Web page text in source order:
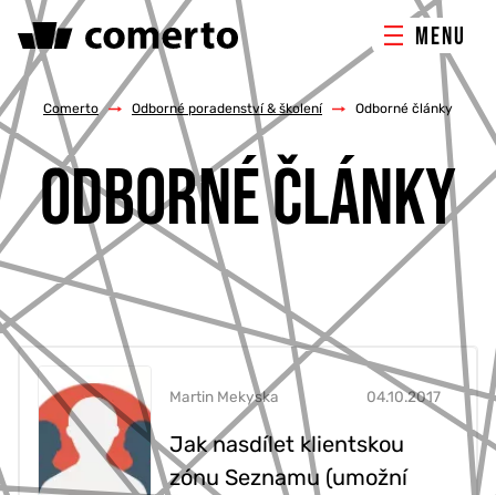
MENU
ONLINE MARKETING
TVORBA WEBU
PORADENSTVÍ & ŠKOLENÍ
REFERENCE
O NÁS
KONTAKTY
Comerto / Odborné poradenství & školení / Odborné články
ODBORNÉ ČLÁNKY
Jak nasdílet klientskou
zónu Seznamu (umožní
04.10.2017
Martin Mekyska